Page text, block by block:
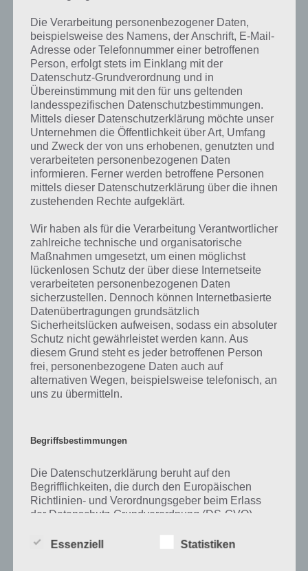
Kurze Begriffserklärung zur Lösung
Schnee
Schnee ist die Lösung für das tägliche Rätsel am 5.12.2021 in 4 Bilder
1 Wort, doch welche Bedeutung hat dieses eigentlich und was gibt es
bestimmten Lösungen präsentieren wir daher auch immer eine
kurze Begriffserklärung!
Zu Schnee haben wir zunächst keine weiteren Informationen parat!
Auf WhatsApp teilen Teilen auf Facebook
Tweet auf Twitter
Mehr Artikel hier auf Touchportal
Die Verarbeitung personenbezogener Daten,
beispielsweise des Namens, der Anschrift, E-Mail-
Adresse oder Telefonnummer einer betroffenen
Person, erfolgt stets im Einklang mit der
Datenschutz-Grundverordnung und in
Übereinstimmung mit den für uns geltenden
landesspezifischen Datenschutzbestimmungen.
Mittels dieser Datenschutzerklärung möchte unser
Unternehmen die Öffentlichkeit über Art, Umfang
und Zweck der von uns erhobenen, genutzten und
verarbeiteten personenbezogenen Daten
informieren. Ferner werden betroffene Personen
mittels dieser Datenschutzerklärung über die ihnen
zustehenden Rechte aufgeklärt.
Wir haben als für die Verarbeitung Verantwortlicher
zahlreiche technische und organisatorische
Maßnahmen umgesetzt, um einen möglichst
lückenlosen Schutz der über diese Internetseite
verarbeiteten personenbezogenen Daten
sicherzustellen. Dennoch können Internetbasierte
Datenübertragungen grundsätzlich
Sicherheitslücken aufweisen, sodass ein absoluter
Schutz nicht gewährleistet werden kann. Aus
diesem Grund steht es jeder betroffenen Person
frei, personenbezogene Daten auch auf
alternativen Wegen, beispielsweise telefonisch, an
uns zu übermitteln.
Begriffsbestimmungen
Die Datenschutzerklärung beruht auf den
Begrifflichkeiten, die durch den Europäischen
Richtlinien- und Verordnungsgeber beim Erlass
der Datenschutz-Grundverordnung (DS-GVO)
soll sowohl für die Öffentlichkeit als auch für
Essenziell Statistiken